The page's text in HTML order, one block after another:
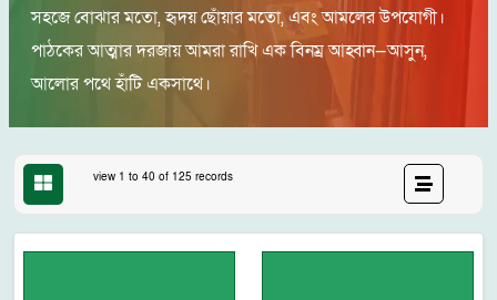
সহজে বোঝার মতো, হৃদয় ছোঁয়ার মতো, এবং আমলের উপযোগী।
পাঠকের আত্মার দরজায় আমরা রাখি এক বিনম্র আহ্বান—আসুন,
আলোর পথে হাঁটি একসাথে।
view 1 to 40 of 125 records